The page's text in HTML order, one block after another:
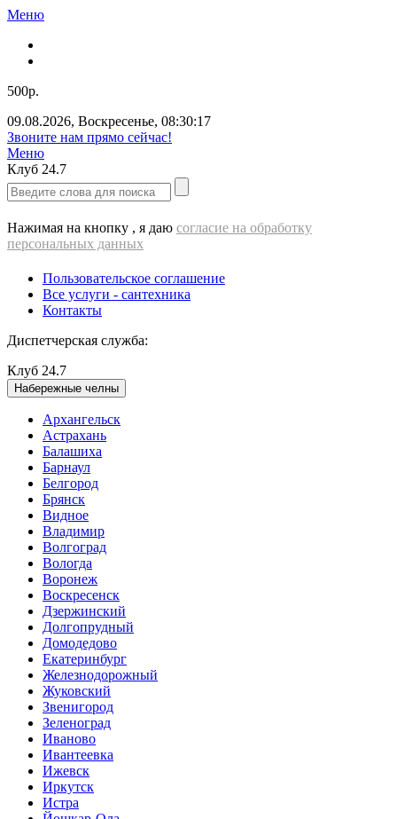
Меню
500р.
09.08.2026, Воскресенье, 08:30:17
Звоните нам прямо сейчас!
Меню
Клуб 24.7
Нажимая на кнопку , я даю согласие на обработку
персональных данных
Пользовательское соглашение
Все услуги - cантехника
Контакты
Диспетчерская служба:
Клуб 24.7
Набережные челны
Архангельск
Астрахань
Балашиха
Барнаул
Белгород
Брянск
Видное
Владимир
Волгоград
Вологда
Воронеж
Воскресенск
Дзержинский
Долгопрудный
Домодедово
Екатеринбург
Железнодорожный
Жуковский
Звенигород
Зеленоград
Иваново
Ивантеевка
Ижевск
Иркутск
Истра